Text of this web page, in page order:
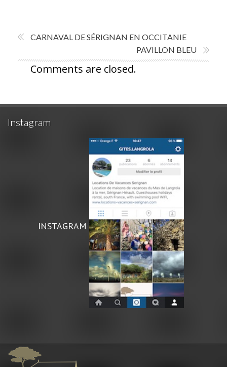
CARNAVAL DE SÉRIGNAN EN OCCITANIE
PAVILLON BLEU
Comments are closed.
Instagram
INSTAGRAM